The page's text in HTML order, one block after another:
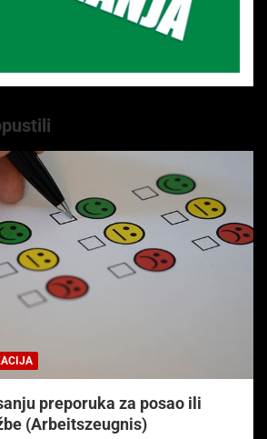
preporuka za posao ili
(Arbeitszeugnis)